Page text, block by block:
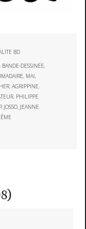
BD
, BANDE-DESSINÉE,
, MAI,
,AGRIPPINE,
, PHILIPPE
JOSSO, JEANNE